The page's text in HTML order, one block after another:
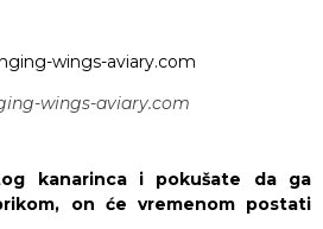
wings-aviary.com
kanarinca i pokušate da ga
on će vremenom postati